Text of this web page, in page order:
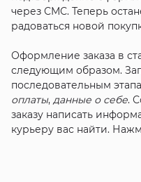
через СМС. Теперь
радоваться новой
Оформление заказа в
следующим образом.
последовательным
оплаты, данные о себе.
заказу написать
курьеру вас найти.